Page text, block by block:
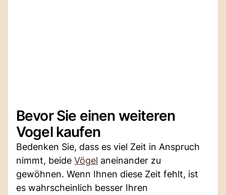
Bevor Sie einen weiteren
Vogel kaufen
Bedenken Sie, dass es viel Zeit in Anspruch
nimmt, beide Vögel aneinander zu
gewöhnen. Wenn Ihnen diese Zeit fehlt, ist
es wahrscheinlich besser Ihren